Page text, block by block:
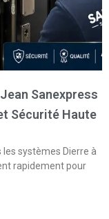
Sanexpress
Sécurité Haute
systèmes Dierre à
rapidement pour